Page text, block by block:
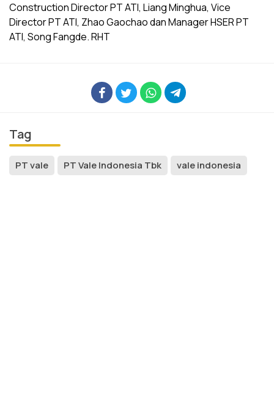
Construction Director PT ATI, Liang Minghua, Vice
Director PT ATI, Zhao Gaochao dan Manager HSER PT
ATI, Song Fangde. RHT
Tag
PT vale PT Vale Indonesia Tbk vale indonesia